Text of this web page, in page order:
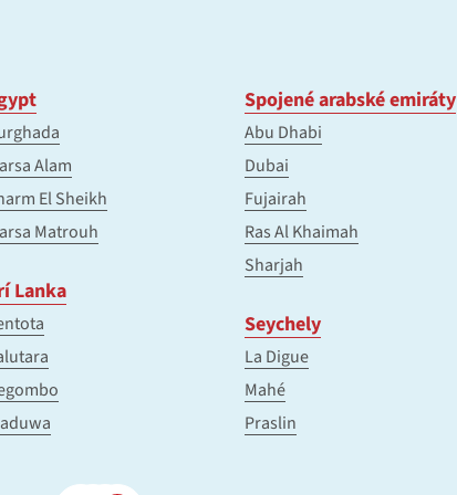
Alam
El Sheikh
Matrouh
Lanka
Spojené arabské emiráty
Abu Dhabi
Dubai
Fujairah
Ras Al Khaimah
Sharjah
Seychely
La Digue
Mahé
Praslin